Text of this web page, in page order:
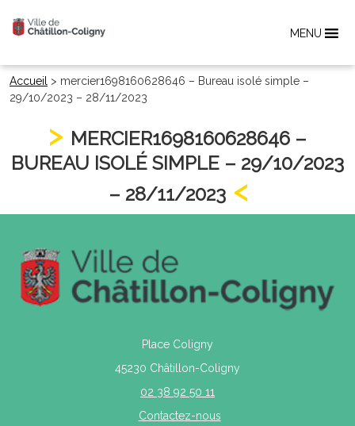
MENU
Accueil > mercier1698160628646 – Bureau isolé simple –
29/10/2023 – 28/11/2023
MERCIER1698160628646 –
BUREAU ISOLÉ SIMPLE – 29/10/2023
– 28/11/2023
Place Coligny
45230 Châtillon-Coligny
02 38 92 50 11
Contactez-nous